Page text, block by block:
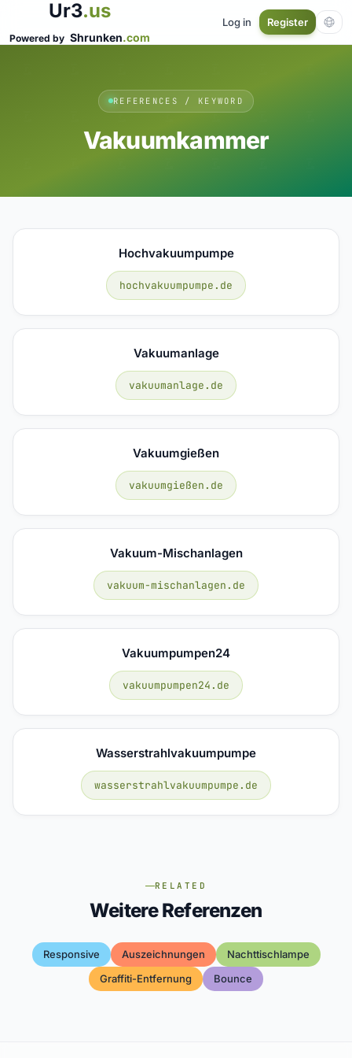
Ur3.us
Powered by Shrunken.com
Log in Register
REFERENCES / KEYWORD
Vakuumkammer
Hochvakuumpumpe
hochvakuumpumpe.de
Vakuumanlage
vakuumanlage.de
Vakuumgießen
vakuumgießen.de
Vakuum-Mischanlagen
vakuum-mischanlagen.de
Vakuumpumpen24
vakuumpumpen24.de
Wasserstrahlvakuumpumpe
wasserstrahlvakuumpumpe.de
RELATED
Weitere Referenzen
Responsive Auszeichnungen
Nachttischlampe
Graffiti-Entfernung
Bounce